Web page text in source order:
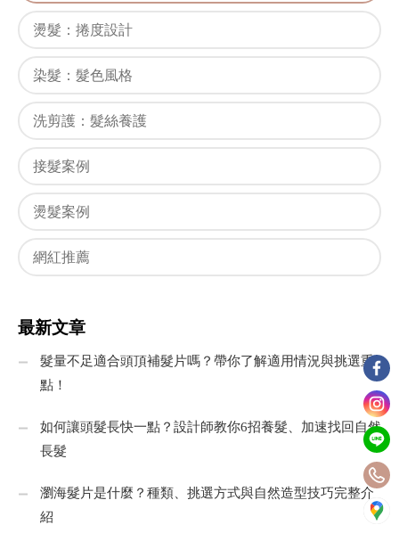
燙髮：捲度設計
染髮：髮色風格
洗剪護：髮絲養護
接髮案例
燙髮案例
網紅推薦
最新文章
髮量不足適合頭頂補髮片嗎？帶你了解適用情況與挑選重
點！
如何讓頭髮長快一點？設計師教你6招養髮、加速找回自然
長髮
瀏海髮片是什麼？種類、挑選方式與自然造型技巧完整介
紹